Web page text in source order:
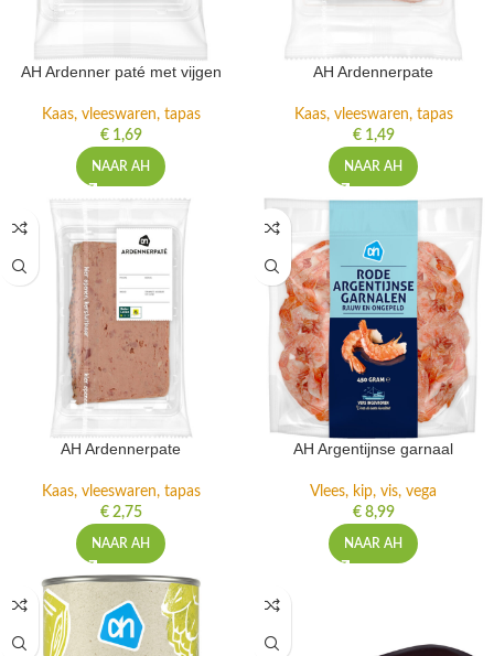
AH Ardenner paté met vijgen
Kaas, vleeswaren, tapas
€1,69
NAAR AH
AH Ardennerpate
Kaas, vleeswaren, tapas
€1,49
NAAR AH
AH Ardennerpate
Kaas, vleeswaren, tapas
€2,75
NAAR AH
AH Argentijnse garnaal
Vlees, kip, vis, vega
€8,99
NAAR AH